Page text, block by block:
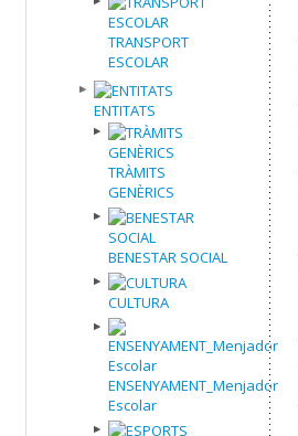
TRANSPORT
ESCOLAR
ENTITATS
TRÀMITS
GENÈRICS
BENESTAR SOCIAL
CULTURA
ENSENYAMENT_Menjador
Escolar